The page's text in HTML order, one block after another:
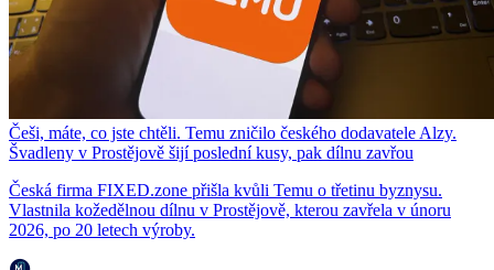
Češi, máte, co jste chtěli. Temu zničilo českého dodavatele Alzy.
Švadleny v Prostějově šijí poslední kusy, pak dílnu zavřou
Česká firma FIXED.zone přišla kvůli Temu o třetinu byznysu.
Vlastnila kožedělnou dílnu v Prostějově, kterou zavřela v únoru
2026, po 20 letech výroby.